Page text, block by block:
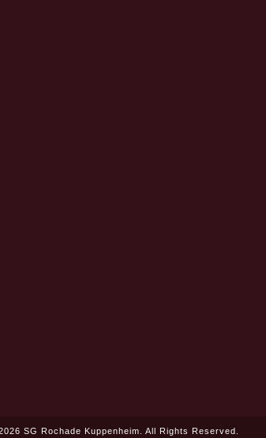
SG Rochade Kuppenheim. All Rights Reserved.